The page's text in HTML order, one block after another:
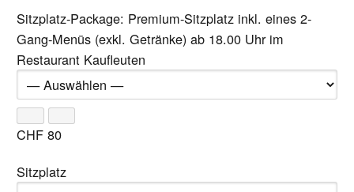
Sitzplatz-Package: Premium-Sitzplatz inkl. eines 2-
Gang-Menüs (exkl. Getränke) ab 18.00 Uhr im
Restaurant Kaufleuten
CHF 80
Sitzplatz